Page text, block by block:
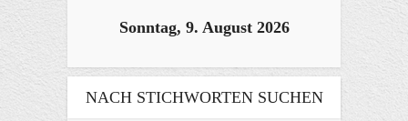
Sonntag, 9. August 2026
NACH STICHWORTEN SUCHEN